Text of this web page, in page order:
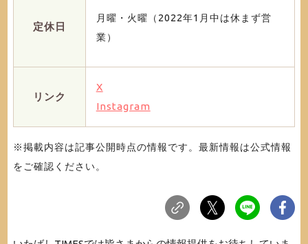
定休日
月曜・火曜（2022年1月中は休まず営
業）
リンク
X
Instagram
※掲載内容は記事公開時点の情報です。最新情報は公式情報
をご確認ください。